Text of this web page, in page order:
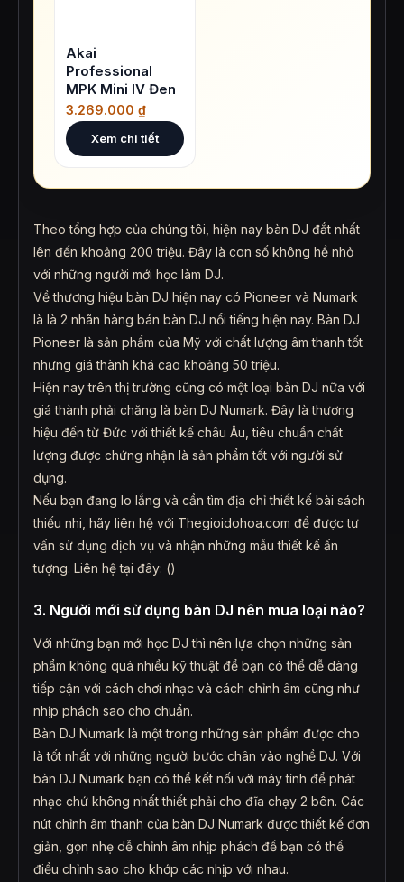
Akai
Professional
MPK Mini IV Đen
3.269.000 ₫
Xem chi tiết
Theo tổng hợp của chúng tôi, hiện nay bàn DJ đắt nhất
lên đến khoảng 200 triệu. Đây là con số không hề nhỏ
với những người mới học làm DJ.
Về thương hiệu bàn DJ hiện nay có Pioneer và Numark
là là 2 nhãn hàng bán bàn DJ nổi tiếng hiện nay. Bàn DJ
Pioneer là sản phẩm của Mỹ với chất lượng âm thanh tốt
nhưng giá thành khá cao khoảng 50 triệu.
Hiện nay trên thị trường cũng có một loại bàn DJ nữa với
giá thành phải chăng là bàn DJ Numark. Đây là thương
hiệu đến từ Đức với thiết kế châu Âu, tiêu chuẩn chất
lượng được chứng nhận là sản phẩm tốt với người sử
dụng.
Nếu bạn đang lo lắng và cần tìm địa chỉ thiết kế bài sách
thiếu nhi, hãy liên hệ với Thegioidohoa.com để được tư
vấn sử dụng dịch vụ và nhận những mẫu thiết kế ấn
tượng. Liên hệ tại đây: ()
3. Người mới sử dụng bàn DJ nên mua loại nào?
Với những bạn mới học DJ thì nên lựa chọn những sản
phẩm không quá nhiều kỹ thuật để bạn có thể dễ dàng
tiếp cận với cách chơi nhạc và cách chỉnh âm cũng như
nhịp phách sao cho chuẩn.
Bàn DJ Numark là một trong những sản phẩm được cho
là tốt nhất với những người bước chân vào nghề DJ. Với
bàn DJ Numark bạn có thể kết nối với máy tính để phát
nhạc chứ không nhất thiết phải cho đĩa chạy 2 bên. Các
nút chỉnh âm thanh của bàn DJ Numark được thiết kế đơn
giản, gọn nhẹ dễ chỉnh âm nhịp phách để bạn có thể
điều chỉnh sao cho khớp các nhịp với nhau.